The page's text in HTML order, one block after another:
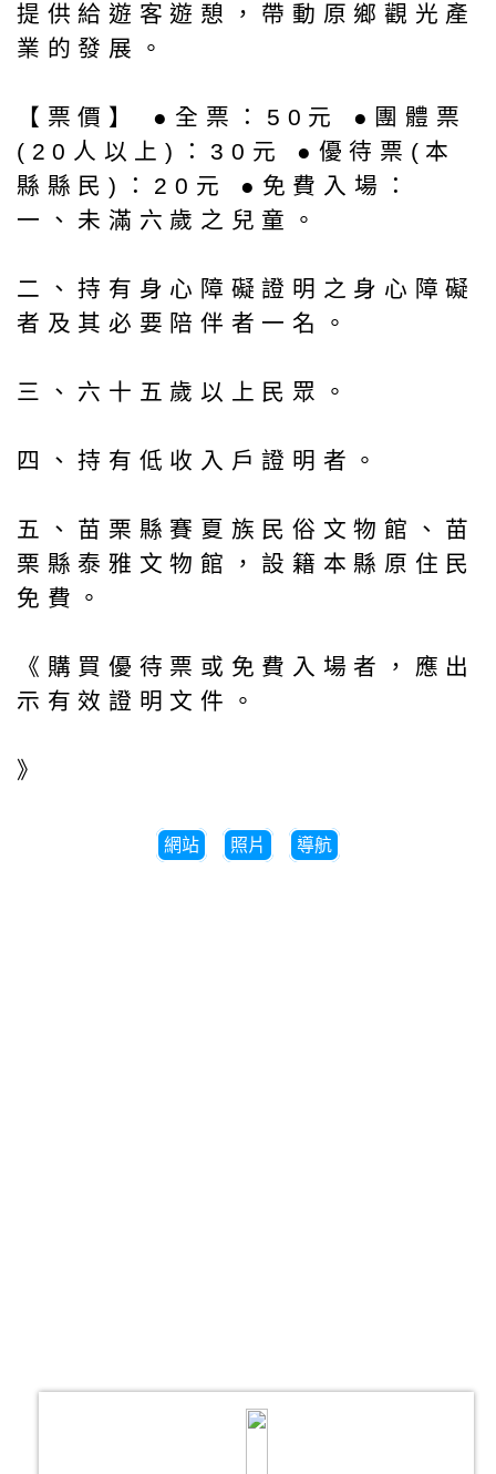
提供給遊客遊憩，帶動原鄉觀光產
業的發展。
【票價】 ●全票：50元 ●團體票
(20人以上)：30元 ●優待票(本
縣縣民)：20元 ●免費入場：
一、未滿六歲之兒童。
二、持有身心障礙證明之身心障礙
者及其必要陪伴者一名。
三、六十五歲以上民眾。
四、持有低收入戶證明者。
五、苗栗縣賽夏族民俗文物館、苗
栗縣泰雅文物館，設籍本縣原住民
免費。
《購買優待票或免費入場者，應出
示有效證明文件。
》
網站 照片 導航